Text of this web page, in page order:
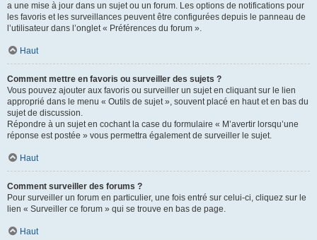
a une mise à jour dans un sujet ou un forum. Les options de notifications pour
les favoris et les surveillances peuvent être configurées depuis le panneau de
l’utilisateur dans l’onglet « Préférences du forum ».
Haut
Comment mettre en favoris ou surveiller des sujets ?
Vous pouvez ajouter aux favoris ou surveiller un sujet en cliquant sur le lien
approprié dans le menu « Outils de sujet », souvent placé en haut et en bas du
sujet de discussion.
Répondre à un sujet en cochant la case du formulaire « M’avertir lorsqu’une
réponse est postée » vous permettra également de surveiller le sujet.
Haut
Comment surveiller des forums ?
Pour surveiller un forum en particulier, une fois entré sur celui-ci, cliquez sur le
lien « Surveiller ce forum » qui se trouve en bas de page.
Haut